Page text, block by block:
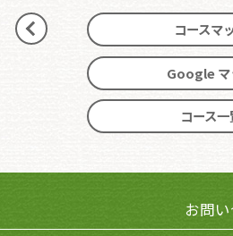
前
へ
コースマ
Google マ
コース
お問